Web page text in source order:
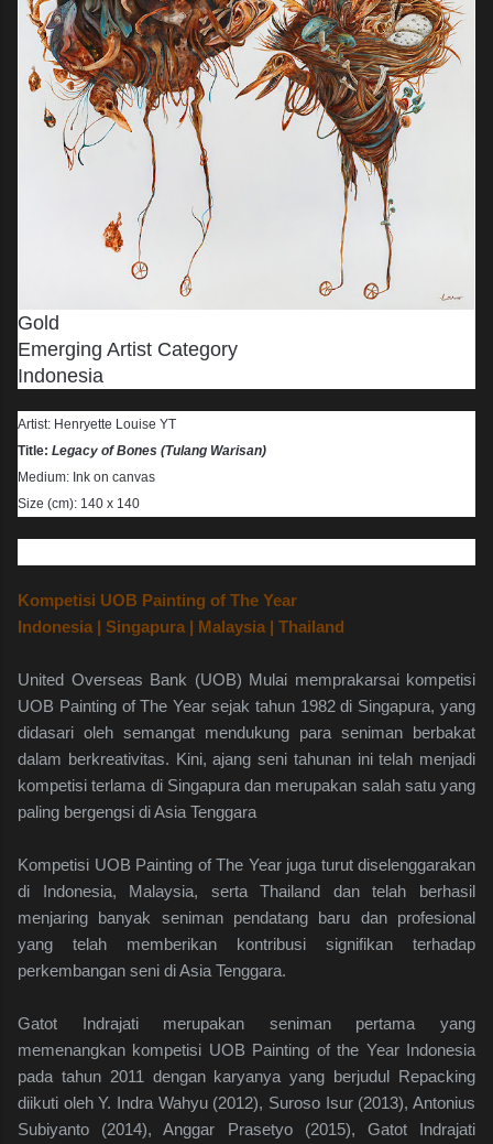
Gold
Emerging Artist Category
Indonesia
Artist: Henryette Louise YT
Title: Legacy of Bones (Tulang Warisan)
Medium: Ink on canvas
Size (cm): 140 x 140
Kompetisi UOB Painting of The Year
Indonesia | Singapura | Malaysia | Thailand
United Overseas Bank (UOB) Mulai memprakarsai kompetisi
UOB Painting of The Year sejak tahun 1982 di Singapura, yang
didasari oleh semangat mendukung para seniman berbakat
dalam berkreativitas. Kini, ajang seni tahunan ini telah menjadi
kompetisi terlama di Singapura dan merupakan salah satu yang
paling bergengsi di Asia Tenggara
Kompetisi UOB Painting of The Year juga turut diselenggarakan
di Indonesia, Malaysia, serta Thailand dan telah berhasil
menjaring banyak seniman pendatang baru dan profesional
yang telah memberikan kontribusi signifikan terhadap
perkembangan seni di Asia Tenggara.
Gatot Indrajati merupakan seniman pertama yang
memenangkan kompetisi UOB Painting of the Year Indonesia
pada tahun 2011 dengan karyanya yang berjudul Repacking
diikuti oleh Y. Indra Wahyu (2012), Suroso Isur (2013), Antonius
Subiyanto (2014), Anggar Prasetyo (2015), Gatot Indrajati